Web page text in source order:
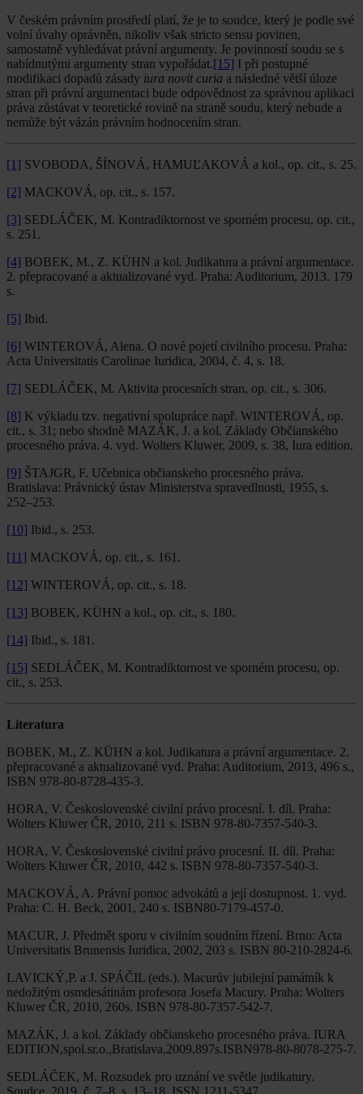
V českém právním prostředí platí, že je to soudce, který je podle své
volní úvahy oprávněn, nikoliv však stricto sensu povinen,
samostatně vyhledávat právní argumenty. Je povinností soudu se s
nabídnutými argumenty stran vypořádat.[15] I při postupné
modifikaci dopadů zásady iura novit curia a následné větší úloze
stran při právní argumentaci bude odpovědnost za správnou aplikaci
práva zůstávat v teoretické rovině na straně soudu, který nebude a
nemůže být vázán právním hodnocením stran.
[1] SVOBODA, ŠÍNOVÁ, HAMUĽAKOVÁ a kol., op. cit., s. 25.
[2] MACKOVÁ, op. cit., s. 157.
[3] SEDLÁČEK, M. Kontradiktornost ve sporném procesu, op. cit.,
s. 251.
[4] BOBEK, M., Z. KÜHN a kol. Judikatura a právní argumentace.
2. přepracované a aktualizované vyd. Praha: Auditorium, 2013. 179
s.
[5] Ibid.
[6] WINTEROVÁ, Alena. O nové pojetí civilního procesu. Praha:
Acta Universitatis Carolinae Iuridica, 2004, č. 4, s. 18.
[7] SEDLÁČEK, M. Aktivita procesních stran, op. cit., s. 306.
[8] K výkladu tzv. negativní spolupráce např. WINTEROVÁ, op.
cit., s. 31; nebo shodně MAZÁK, J. a kol. Základy Občianského
procesného práva. 4. vyd. Wolters Kluwer, 2009, s. 38, Iura edition.
[9] ŠTAJGR, F. Učebnica občianskeho procesného práva.
Bratislava: Právnický ústav Ministerstva spravedlnosti, 1955, s.
252–253.
[10] Ibid., s. 253.
[11] MACKOVÁ, op. cit., s. 161.
[12] WINTEROVÁ, op. cit., s. 18.
[13] BOBEK, KÜHN a kol., op. cit., s. 180.
[14] Ibid., s. 181.
[15] SEDLÁČEK, M. Kontradiktornost ve sporném procesu, op.
cit., s. 253.
Literatura
BOBEK, M., Z. KÜHN a kol. Judikatura a právní argumentace. 2.
přepracované a aktualizované vyd. Praha: Auditorium, 2013, 496 s.,
ISBN 978-80-8728-435-3.
HORA, V. Československé civilní právo procesní. I. díl. Praha:
Wolters Kluwer ČR, 2010, 211 s. ISBN 978-80-7357-540-3.
HORA, V. Československé civilní právo procesní. II. díl. Praha:
Wolters Kluwer ČR, 2010, 442 s. ISBN 978-80-7357-540-3.
MACKOVÁ, A. Právní pomoc advokátů a její dostupnost. 1. vyd.
Praha: C. H. Beck, 2001, 240 s. ISBN80-7179-457-0.
MACUR, J. Předmět sporu v civilním soudním řízení. Brno: Acta
Universitatis Brunensis Iuridica, 2002, 203 s. ISBN 80-210-2824-6.
LAVICKÝ,P. a J. SPÁČIL (eds.). Macurův jubilejní památník k
nedožitým osmdesátinám profesora Josefa Macury. Praha: Wolters
Kluwer ČR, 2010, 260s. ISBN 978-80-7357-542-7.
MAZÁK, J. a kol. Základy občianskeho procesného práva. IURA
EDITION,spol.sr.o.,Bratislava,2009,897s.ISBN978-80-8078-275-7.
SEDLÁČEK, M. Rozsudek pro uznání ve světle judikatury.
Soudce, 2019, č. 7–8, s. 13–18. ISSN 1211-5347.